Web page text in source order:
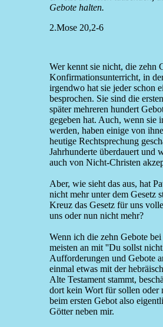
Gebote halten.
2.Mose 20,2-6
Wer kennt sie nicht, die zehn
Konfirmationsunterricht, in
irgendwo hat sie jeder schon
besprochen. Sie sind die
später mehreren hundert
gegeben hat. Auch, wenn sie
werden, haben einige von
heutige Rechtsprechung
Jahrhunderte überdauert und
auch von Nicht-Christen
Aber, wie sieht das aus, hat
nicht mehr unter dem Gesetz
Kreuz das Gesetz für uns
uns oder nun nicht mehr?
Wenn ich die zehn Gebote
meisten an mit ''Du sollst
Aufforderungen und Gebote
einmal etwas mit der
Alte Testament stammt,
dort kein Wort für sollen oder
beim ersten Gebot also
Götter neben mir.